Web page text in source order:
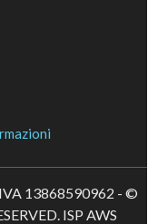
13868590962 - ©
ISP AWS